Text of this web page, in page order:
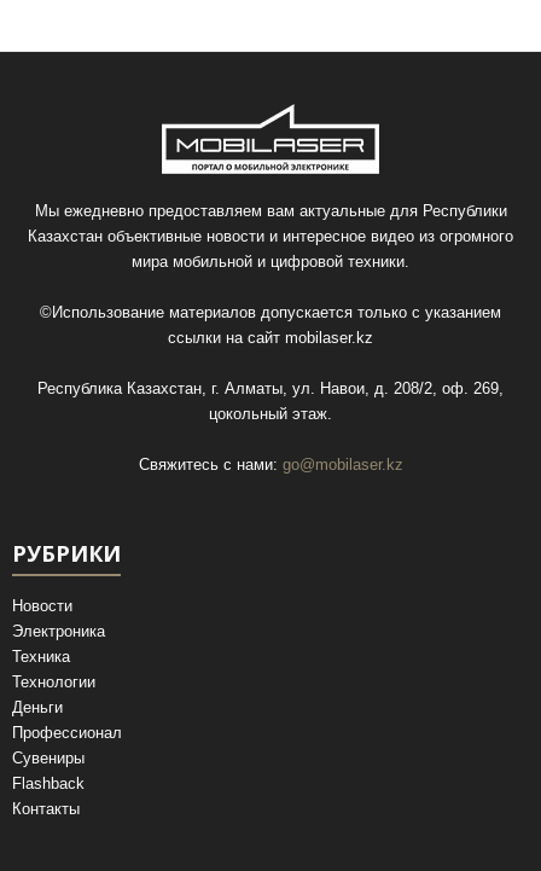
Мы ежедневно предоставляем вам актуальные для Республики
Казахстан объективные новости и интересное видео из огромного
мира мобильной и цифровой техники.
©Использование материалов допускается только с указанием
ссылки на сайт mobilaser.kz
Республика Казахстан, г. Алматы, ул. Навои, д. 208/2, оф. 269,
цокольный этаж.
Свяжитесь с нами: go@mobilaser.kz
РУБРИКИ
Новости
Электроника
Техника
Технологии
Деньги
Профессионал
Сувениры
Flashback
Контакты